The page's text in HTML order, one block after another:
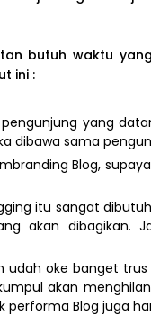
butuh waktu
ini :
yang
dibawa sama
Blog,
itu sangat
akan dibagikan.
udah oke banget
akan
performa Blog juga